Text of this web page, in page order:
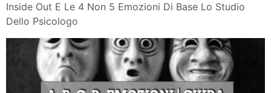
Inside Out E Le 4 Non 5 Emozioni Di Base Lo Studio
Dello Psicologo